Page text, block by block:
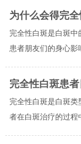
为什么会得完全
完全性白斑是白斑
患者朋友们的身心影
完全性白斑患
完全性白斑是白斑
者在白斑治疗的过程